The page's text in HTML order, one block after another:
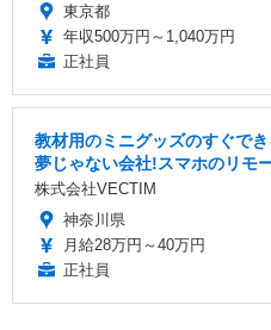
東京都
年収500万円～1,040万円
正社員
教材用のミニグッズのすぐで
夢じゃない会社!スマホのリモ
株式会社VECTIM
神奈川県
月給28万円～40万円
正社員